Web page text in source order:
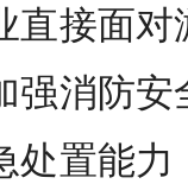
直接面
强消防
处置能